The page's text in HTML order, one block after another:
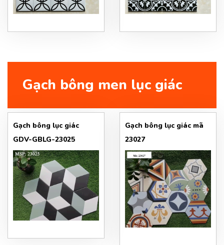
Gạch bông men lục giác
Gạch bông lục giác
GDV-GBLG-23025
Gạch bông lục giác mã
23027